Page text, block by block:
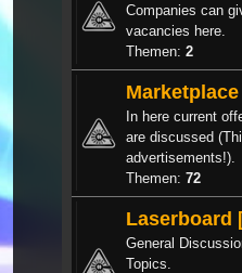
Companies can
vacancies here.
Themen: 2
In here current
are discussed
advertisements!).
Themen: 72
Laserboard
General
Topics.